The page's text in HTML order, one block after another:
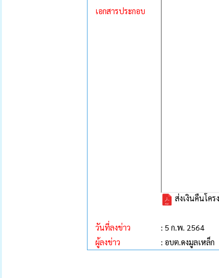
เอกสารประกอบ
ส่งเงินคืนโค
วันที่ลงข่าว
: 5 ก.พ. 2564
ผู้ลงข่าว
: อบต.ดงมูลเหล็ก